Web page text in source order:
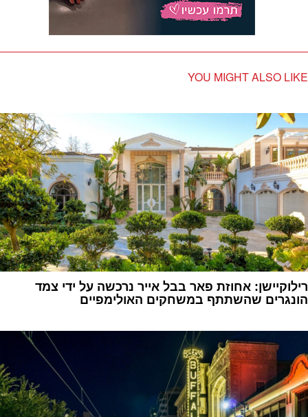
YOU MIGHT ALSO LIKE
רילוקיישן: אחוזת פאר בבל אייר נרכשה על ידי צמד
הונגרים שהשתתף במשחקים האולימפיים